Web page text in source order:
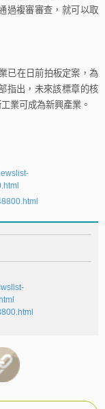
過複審審查，就可以取
已在日前拍板定案，為
指出，未來該標章的核
業可成為新興產業。